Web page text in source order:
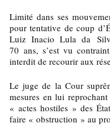
Limité dans ses
pour tentative de coup
Luiz Inacio Lula da
70 ans, s’est vu
interdit de recourir aux
Le juge de la Cour
mesures en lui
« actes hostiles » des
faire « obstruction » au